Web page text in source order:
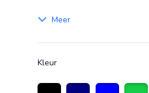
Meer
Kleur